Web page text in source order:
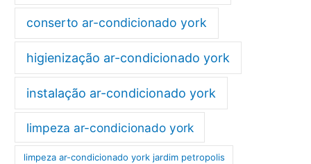
conserto ar-condicionado york
higienização ar-condicionado york
instalação ar-condicionado york
limpeza ar-condicionado york
limpeza ar-condicionado york jardim petropolis